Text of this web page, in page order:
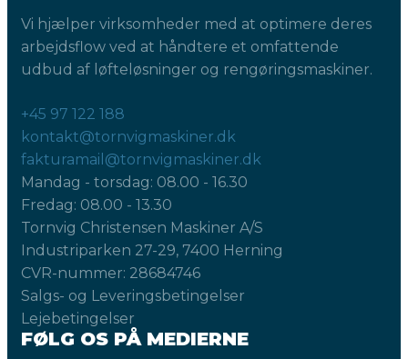
Vi hjælper virksomheder med at optimere deres
arbejdsflow ved at håndtere et omfattende
udbud af løfteløsninger og rengøringsmaskiner.
+45 97 122 188
kontakt@tornvigmaskiner.dk
fakturamail@tornvigmaskiner.dk
Mandag - torsdag: 08.00 - 16.30
Fredag: 08.00 - 13.30
Tornvig Christensen Maskiner A/S
Industriparken 27-29, 7400 Herning
CVR-nummer: 28684746
Salgs- og Leveringsbetingelser
Lejebetingelser
FØLG OS PÅ MEDIERNE